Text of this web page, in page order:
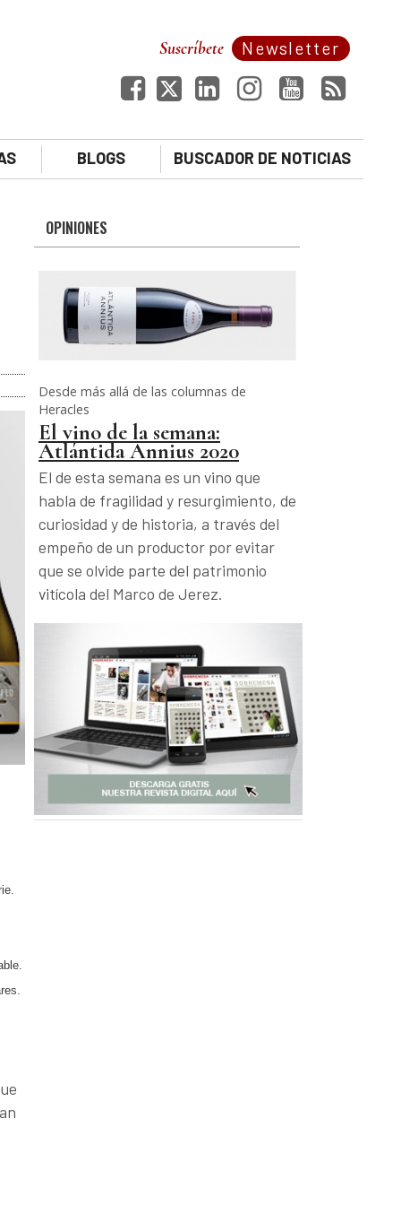
Newsletter
Suscríbete
BLOGS BUSCADOR DE NOTICIAS
OPINIONES
Desde más allá de las columnas de
Heracles
El vino de la semana:
Atlántida Annius 2020
El de esta semana es un vino que
habla de fragilidad y resurgimiento, de
curiosidad y de historia, a través del
empeño de un productor por evitar
que se olvide parte del patrimonio
vitícola del Marco de Jerez.